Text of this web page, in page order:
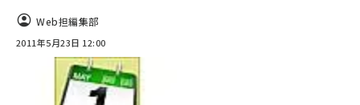
Web担編集部
2011年5月23日 12:00